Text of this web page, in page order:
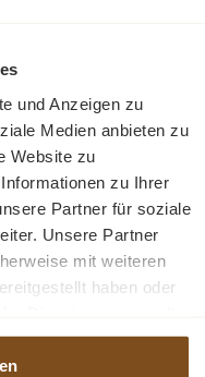
und Anzeigen zu
Medien anbieten zu
Website zu
zu Ihrer
Partner für soziale
Unsere Partner
mit weiteren
haben oder
gespart)